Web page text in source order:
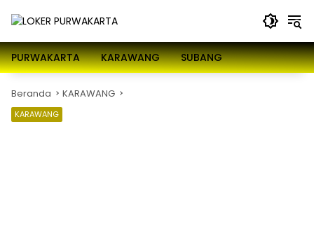
PURWAKARTA
KARAWANG SUBANG
Beranda KARAWANG
KARAWANG